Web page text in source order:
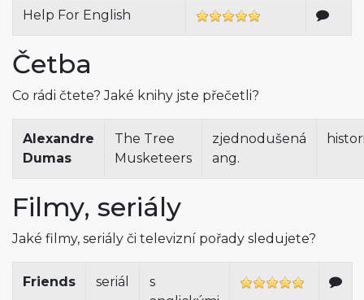
Help For English
Četba
Co rádi čtete? Jaké knihy jste přečetli?
Alexandre
Dumas
The Tree
Musketeers
zjednodušená
ang.
Filmy, seriály
Jaké filmy, seriály či televizní pořady sledujete?
Friends seriál
s